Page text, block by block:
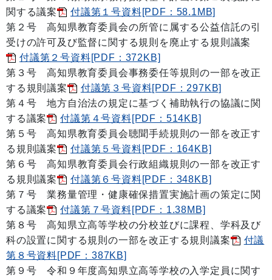
関する議案
付議第１号資料[PDF：58.1MB]
第２号 高知県教育委員会の所管に属する公益信託の引
受けの許可及び監督に関する規則を廃止する規則議案
付議第２号資料[PDF：372KB]
第３号 高知県教育委員会事務委任等規則の一部を改正
する規則議案
付議第３号資料[PDF：297KB]
第４号 地方自治法の規定に基づく補助執行の協議に関
する議案
付議第４号資料[PDF：514KB]
第５号 高知県教育委員会聴聞手続規則の一部を改正す
る規則議案
付議第５号資料[PDF：164KB]
第６号 高知県教育委員会行政組織規則の一部を改正す
る規則議案
付議第６号資料[PDF：348KB]
第７号 業務量管理・健康確保措置実施計画の策定に関
する議案
付議第７号資料[PDF：1.38MB]
第８号 高知県立高等学校の分校並びに課程、学科及び
科の設置に関する規則の一部を改正する規則議案
付議
第８号資料[PDF：387KB]
第９号 令和９年度高知県立高等学校の入学定員に関す